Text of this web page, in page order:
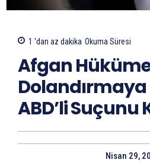
1 'dan az dakika Okuma Süresi
Afgan
Dolandırmaya
ABD’li Suçunu
Nisan 29,